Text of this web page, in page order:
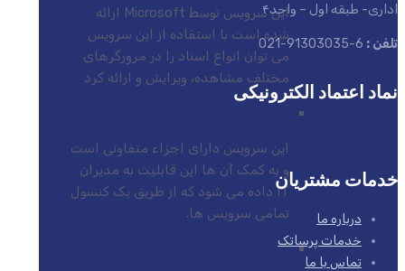
این سرویس توسط Microsoft ارائه
شده است با استفاده از این سرویس
می توان انواع اسناد را در مرورگرهای
مختلف مشاهده، ویرایش و ارائه کرد
این سرویس دارای اجزاء متفاوتی است
و به کمک آن ها این قابلیت به مدیران
IT داده می شود که از طریق یک کنسول
تمامی سرویس ها.
CRM ( سامانه ارتباط با مشتری)
اداری- طبقه اول – واحد۴
تلفن : 6-91303035-021
نماد اعتماد الکترونیکی
خدمات مشتریان
درباره ما
خدمات پرساتک
تماس با ما